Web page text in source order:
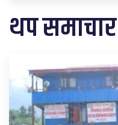
थप समाचार